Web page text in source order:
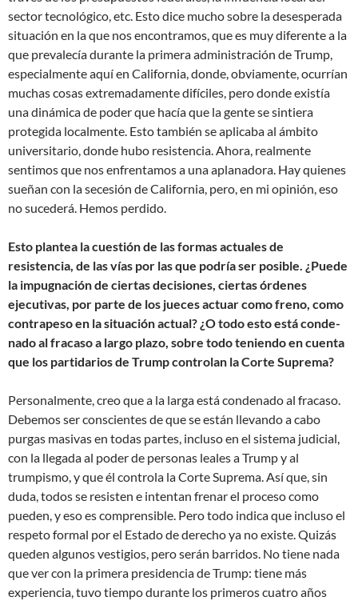
sector tecnológico, etc. Esto dice mucho sobre la desesperada
situación en la que nos encontramos, que es muy diferente a la
que prevalecía durante la primera administración de Trump,
especialmente aquí en California, donde, obviamente, ocurrían
muchas cosas extremadamente difíciles, pero donde existía
una dinámica de poder que hacía que la gente se sintiera
protegida localmente. Esto también se aplicaba al ámbito
universitario, donde hubo resistencia. Ahora, realmente
sentimos que nos enfrentamos a una aplanadora. Hay quienes
sueñan con la secesión de California, pero, en mi opinión, eso
no sucederá. Hemos perdido.
Esto plantea la cuestión de las formas actuales de
resistencia, de las vías por las que podría ser posible. ¿Puede
la impugnación de ciertas decisiones, ciertas órdenes
ejecutivas, por parte de los jueces actuar como freno, como
contrapeso en la situación actual? ¿O todo esto está conde-
nado al fracaso a largo plazo, sobre todo teniendo en cuenta
que los partidarios de Trump controlan la Corte Suprema?
Personalmente, creo que a la larga está condenado al fracaso.
Debemos ser conscientes de que se están llevando a cabo
purgas masivas en todas partes, incluso en el sistema judicial,
con la llegada al poder de personas leales a Trump y al
trumpismo, y que él controla la Corte Suprema. Así que, sin
duda, todos se resisten e intentan frenar el proceso como
pueden, y eso es comprensible. Pero todo indica que incluso el
respeto formal por el Estado de derecho ya no existe. Quizás
queden algunos vestigios, pero serán barridos. No tiene nada
que ver con la primera presidencia de Trump: tiene más
experiencia, tuvo tiempo durante los primeros cuatro años